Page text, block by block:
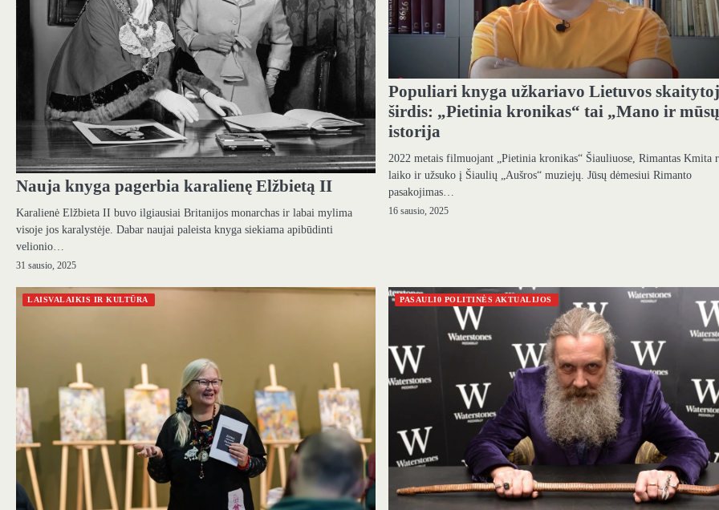
Nauja knyga pagerbia karalienę Elžbietą II
Karalienė Elžbieta II buvo ilgiausiai Britanijos monarchas ir labai mylima
visoje jos karalystėje. Dabar naujai paleista knyga siekiama apibūdinti
velionio…
31 sausio, 2025
Populiari knyga užkariavo Lietuvos
širdis: „Pietinia kronikas“ tai „Mano ir
istorija
2022 metais filmuojant „Pietinia kronikas“ Šiauliuose, Rimantas Kmita
laiko ir užsuko į Šiaulių „Aušros“ muziejų. Jūsų dėmesiui Rimanto
pasakojimas…
16 sausio, 2025
LAISVALAIKIS IR KULTŪRA PASAULI0 POLITINĖS AKTUALIJOS